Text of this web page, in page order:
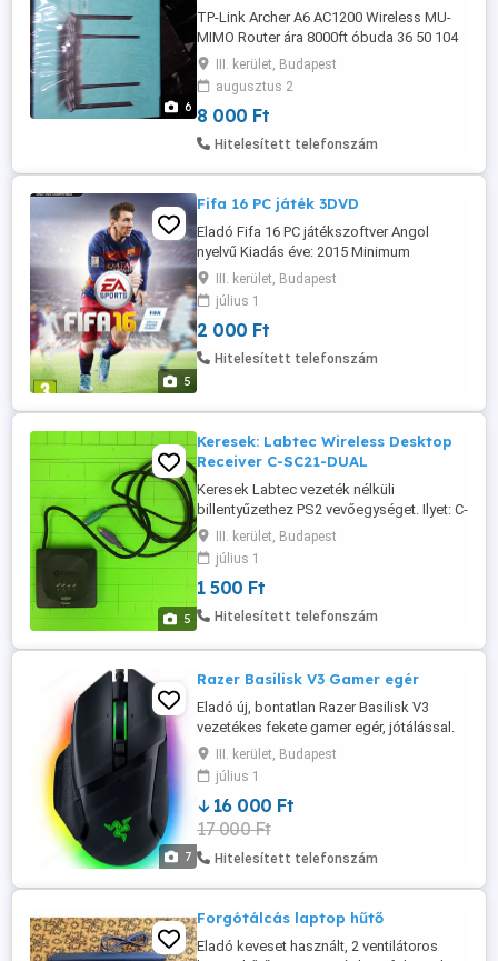
6
TP-Link Archer A6 AC1200 Wireless MU-
MIMO Router ára 8000ft óbuda 36 50 104
8272 még nem volt használva Egyidejű 2.4
GHz-es 300 Mbps és 5 GHz-es 867 Mbps-
os összeköttetés a teljes elérhető
sávszélesség 1200 Mbps-ig 4 darab
külső antenna és egy darab belső antenna
III. kerület, Budapest
augusztus 2
8 000 Ft
Hitelesített telefonszám
5
Fifa 16 PC játék 3DVD
Eladó Fifa 16 PC játékszoftver Angol
nyelvű Kiadás éve: 2015 Minimum
gépigény OS Windows 7 64-bit /
Windows 8 64-bit / Windows 8.1 64-bit
CPU Intel Core i3-2100, 3.1GHz Memória 4
GB HDD 15 GB VGA AMD Radeon HD 5770
| NVIDIA GTX 650 DirectX DirectX 11
III. kerület, Budapest
július 1
2 000 Ft
Hitelesített telefonszám
5
Keresek: Labtec Wireless Desktop
Receiver C-SC21-DUAL
Keresek Labtec vezeték nélküli
billentyűzethez PS2 vevőegységet. Ilyet: C-
SC21-Dual Lehetőleg Budapesti
személyes átvétellel.
III. kerület, Budapest
július 1
1 500 Ft
Hitelesített telefonszám
7
Razer Basilisk V3 Gamer egér
Eladó új, bontatlan Razer Basilisk V3
vezetékes fekete gamer egér, jótálással.
Tulajdonságok: Kialakítás: Jobbkezes
Kapcsolódás: Vezetékes - Razer
Speedflex kábel Kábel: Razer Speedflex
kábel RGB világítás: Razer Chroma RGB
Érzékelő: Optikai Maximális érzékenység
(DPI): 26000 Maximális sebesség ...
III. kerület, Budapest
július 1
16 000 Ft
17 000 Ft
Hitelesített telefonszám
Forgótálcás laptop hűtő
Eladó keveset használt, 2 ventilátoros